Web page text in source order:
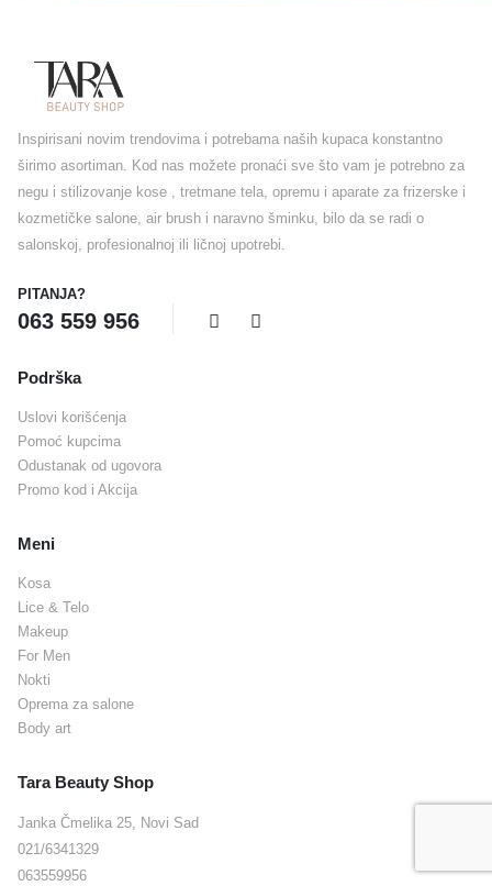
Inspirisani novim trendovima i potrebama naših kupaca konstantno
širimo asortiman. Kod nas možete pronaći sve što vam je potrebno za
negu i stilizovanje kose , tretmane tela, opremu i aparate za frizerske i
kozmetičke salone, air brush i naravno šminku, bilo da se radi o
salonskoj, profesionalnoj ili ličnoj upotrebi.
PITANJA?
063 559 956
Podrška
Uslovi korišćenja
Pomoć kupcima
Odustanak od ugovora
Promo kod i Akcija
Meni
Kosa
Lice & Telo
Makeup
For Men
Nokti
Oprema za salone
Body art
Tara Beauty Shop
Janka Čmelika 25, Novi Sad
021/6341329
063559956